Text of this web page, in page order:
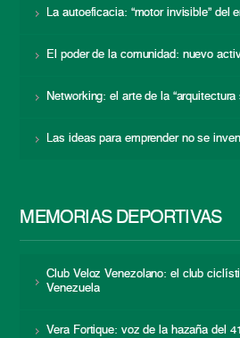
La autoeficacia: “motor invisible” del
El poder de la comunidad: nuevo
Networking: el arte de la “arquitectura
Las ideas para emprender no se
MEMORIAS DEPORTIVAS
Club Veloz Venezolano: el club
Venezuela
Vera Fortique: voz de la hazaña del 41